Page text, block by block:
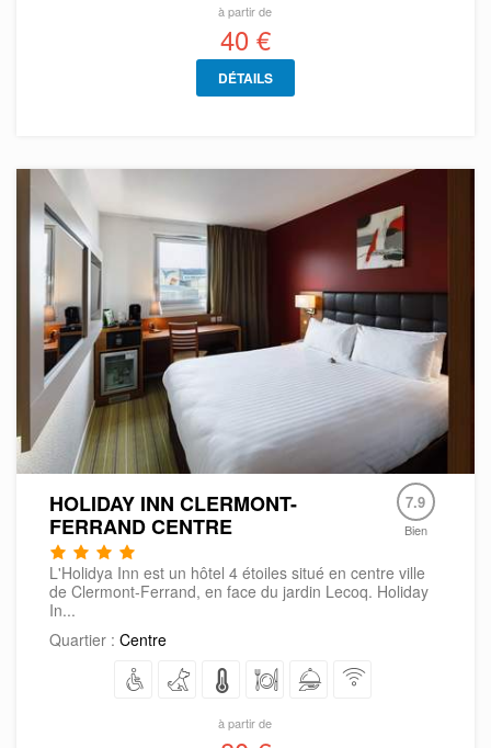
à partir de
40 €
DÉTAILS
HOLIDAY INN CLERMONT-
FERRAND CENTRE
7.9
Bien
L'Holidya Inn est un hôtel 4 étoiles situé en centre ville
de Clermont-Ferrand, en face du jardin Lecoq. Holiday
In...
Quartier : Centre
à partir de